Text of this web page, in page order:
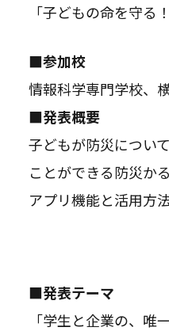
「子どもの命を守る
■参加校
情報科学専門学校、
■発表概要
子どもが防災につい
ことができる防災か
アプリ機能と活用方
■発表テーマ
「学生と企業の、唯